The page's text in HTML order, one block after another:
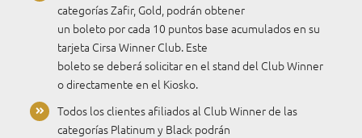
categorías Zafir, Gold, podrán obtener
un boleto por cada 10 puntos base acumulados en su
tarjeta Cirsa Winner Club. Este
boleto se deberá solicitar en el stand del Club Winner
o directamente en el Kiosko.
Todos los clientes afiliados al Club Winner de las
categorías Platinum y Black podrán